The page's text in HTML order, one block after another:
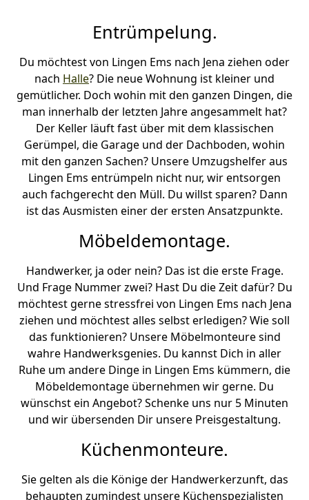
Entrümpelung.
Du möchtest von Lingen Ems nach Jena ziehen oder
nach Halle? Die neue Wohnung ist kleiner und
gemütlicher. Doch wohin mit den ganzen Dingen, die
man innerhalb der letzten Jahre angesammelt hat?
Der Keller läuft fast über mit dem klassischen
Gerümpel, die Garage und der Dachboden, wohin
mit den ganzen Sachen? Unsere Umzugshelfer aus
Lingen Ems entrümpeln nicht nur, wir entsorgen
auch fachgerecht den Müll. Du willst sparen? Dann
ist das Ausmisten einer der ersten Ansatzpunkte.
Möbeldemontage.
Handwerker, ja oder nein? Das ist die erste Frage.
Und Frage Nummer zwei? Hast Du die Zeit dafür? Du
möchtest gerne stressfrei von Lingen Ems nach Jena
ziehen und möchtest alles selbst erledigen? Wie soll
das funktionieren? Unsere Möbelmonteure sind
wahre Handwerksgenies. Du kannst Dich in aller
Ruhe um andere Dinge in Lingen Ems kümmern, die
Möbeldemontage übernehmen wir gerne. Du
wünschst ein Angebot? Schenke uns nur 5 Minuten
und wir übersenden Dir unsere Preisgestaltung.
Küchenmonteure.
Sie gelten als die Könige der Handwerkerzunft, das
behaupten zumindest unsere Küchenspezialisten